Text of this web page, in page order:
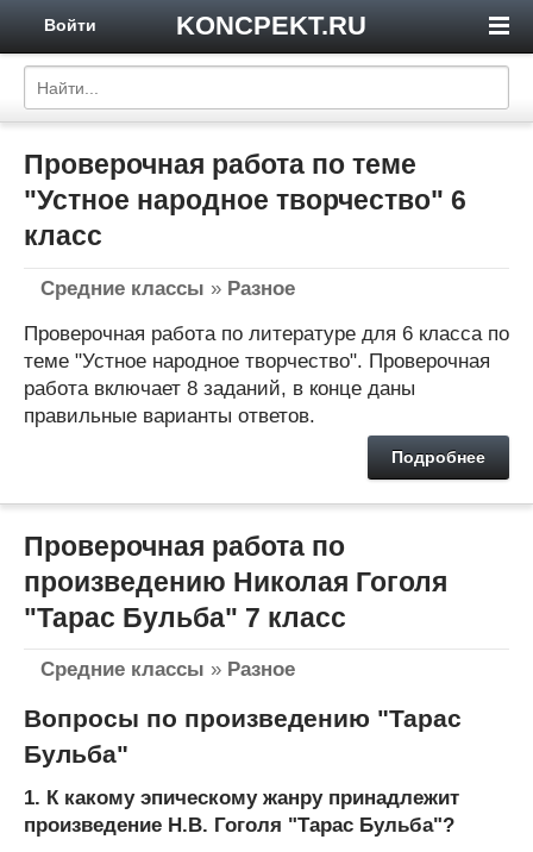
KONCPEKT.RU
Войти
Проверочная работа по теме
"Устное народное творчество" 6
класс
Средние классы » Разное
Проверочная работа по литературе для 6 класса по
теме "Устное народное творчество". Проверочная
работа включает 8 заданий, в конце даны
правильные варианты ответов.
Подробнее
Проверочная работа по
произведению Николая Гоголя
"Тарас Бульба" 7 класс
Средние классы » Разное
Вопросы по произведению "Тарас
Бульба"
1. К какому эпическому жанру принадлежит
произведение Н.В. Гоголя "Тарас Бульба"?